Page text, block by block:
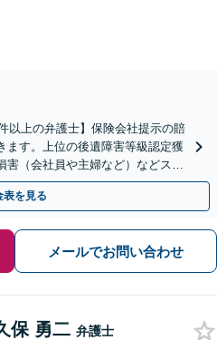
以上の弁護士】保険会社提示の賠
ます。上位の後遺障害等級認定獲
害（会社員や主婦など）などスピ
ください。
表を見る
メールでお問い合わせ
保 勇二 弁護士